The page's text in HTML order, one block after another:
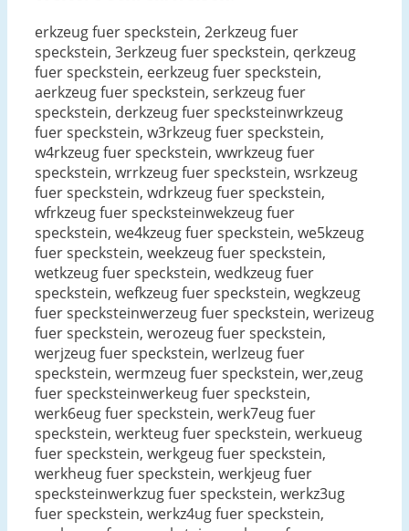
erkzeug fuer speckstein, 2erkzeug fuer
speckstein, 3erkzeug fuer speckstein, qerkzeug
fuer speckstein, eerkzeug fuer speckstein,
aerkzeug fuer speckstein, serkzeug fuer
speckstein, derkzeug fuer specksteinwrkzeug
fuer speckstein, w3rkzeug fuer speckstein,
w4rkzeug fuer speckstein, wwrkzeug fuer
speckstein, wrrkzeug fuer speckstein, wsrkzeug
fuer speckstein, wdrkzeug fuer speckstein,
wfrkzeug fuer specksteinwekzeug fuer
speckstein, we4kzeug fuer speckstein, we5kzeug
fuer speckstein, weekzeug fuer speckstein,
wetkzeug fuer speckstein, wedkzeug fuer
speckstein, wefkzeug fuer speckstein, wegkzeug
fuer specksteinwerzeug fuer speckstein, werizeug
fuer speckstein, werozeug fuer speckstein,
werjzeug fuer speckstein, werlzeug fuer
speckstein, wermzeug fuer speckstein, wer,zeug
fuer specksteinwerkeug fuer speckstein,
werk6eug fuer speckstein, werk7eug fuer
speckstein, werkteug fuer speckstein, werkueug
fuer speckstein, werkgeug fuer speckstein,
werkheug fuer speckstein, werkjeug fuer
specksteinwerkzug fuer speckstein, werkz3ug
fuer speckstein, werkz4ug fuer speckstein,